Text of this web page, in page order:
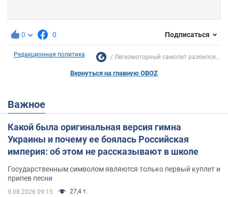
0 0 Подписаться
Редакционная политика Легкомоторный самолет разбился...
Вернуться на главную OBOZ
Важное
Какой была оригинальная версия гимна
Украины и почему ее боялась Российская
империя: об этом не рассказывают в школе
Государственным символом являются только первый куплет и
припев песни
9.08.2026 09:15 27,4 т.